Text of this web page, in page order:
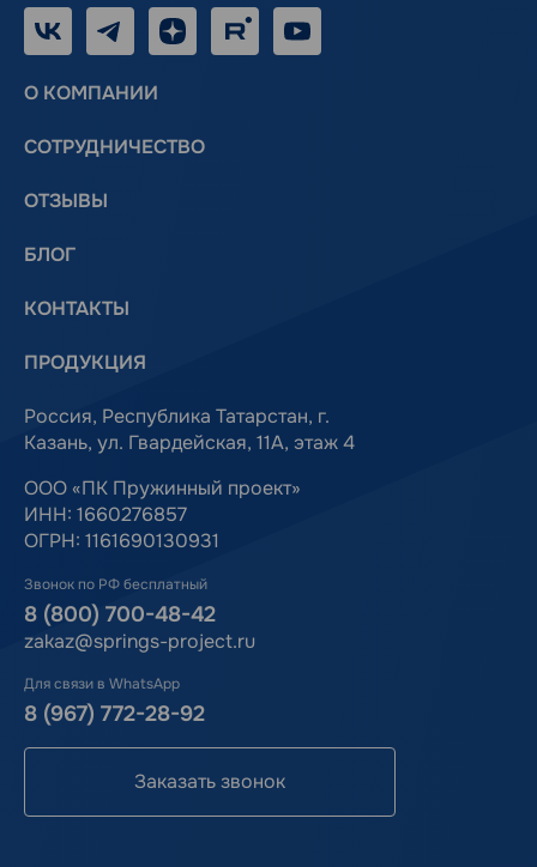
VK TelegramДзен RUTUBE
О КОМПАНИИ
СОТРУДНИЧЕСТВО
ОТЗЫВЫ
БЛОГ
КОНТАКТЫ
ПРОДУКЦИЯ
Россия, Республика Татарстан, г.
Казань, ул. Гвардейская, 11А, этаж 4
ООО «ПК Пружинный проект»
ИНН: 1660276857
ОГРН: 1161690130931
Звонок по РФ бесплатный
8 (800) 700-48-42
zakaz@springs-project.ru
Для связи в WhatsApp
8 (967) 772-28-92
Заказать звонок